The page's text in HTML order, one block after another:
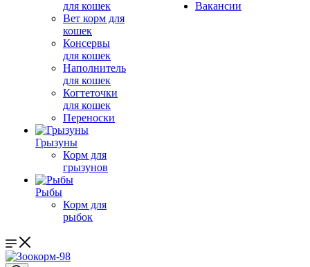
для кошек
Вет корм для
кошек
Консервы
для кошек
Наполнитель
для кошек
Когтеточки
для кошек
Переноски
Грызуны
Корм для
грызунов
Рыбы
Корм для
рыбок
Вакансии